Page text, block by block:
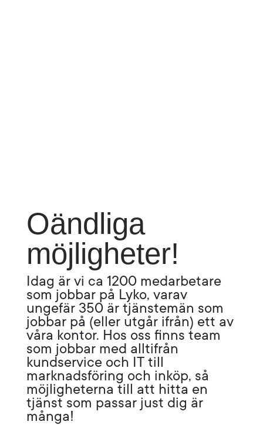
Oändliga
möjligheter!
Idag är vi ca 1200 medarbetare
som jobbar på Lyko, varav
ungefär 350 är tjänstemän som
jobbar på (eller utgår ifrån) ett av
våra kontor. Hos oss finns team
som jobbar med alltifrån
kundservice och IT till
marknadsföring och inköp, så
möjligheterna till att hitta en
tjänst som passar just dig är
många!